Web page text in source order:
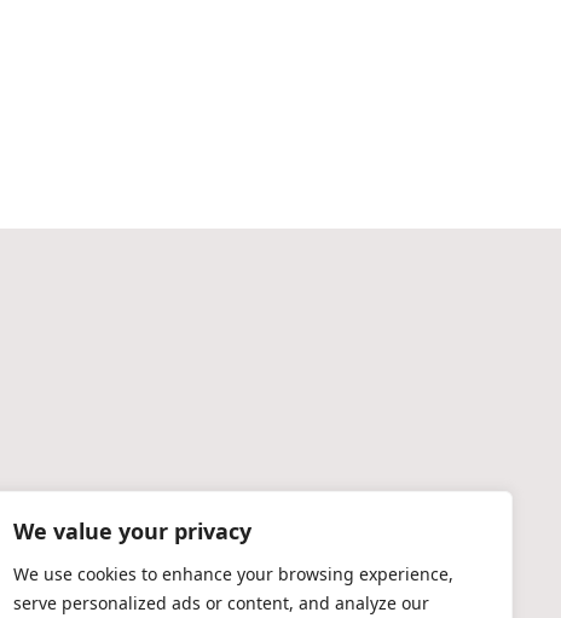
We value your privacy
We use cookies to enhance your browsing experience,
serve personalized ads or content, and analyze our